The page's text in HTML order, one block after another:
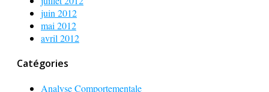
juin 2012
mai 2012
avril 2012
Catégories
Analyse Comportementale